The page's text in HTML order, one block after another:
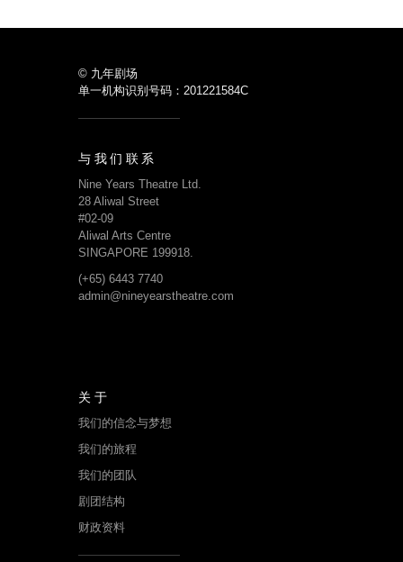
© 九年剧场
单一机构识别号码：201221584C
与我们联系
Nine Years Theatre Ltd.
28 Aliwal Street
#02-09
Aliwal Arts Centre
SINGAPORE 199918.
(+65) 6443 7740
admin@nineyearstheatre.com
关于
我们的信念与梦想
我们的旅程
我们的团队
剧团结构
财政资料